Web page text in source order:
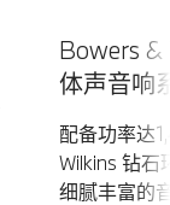
Bowers
体声音响
配备功率达
Wilkins 钻石
细腻丰富的